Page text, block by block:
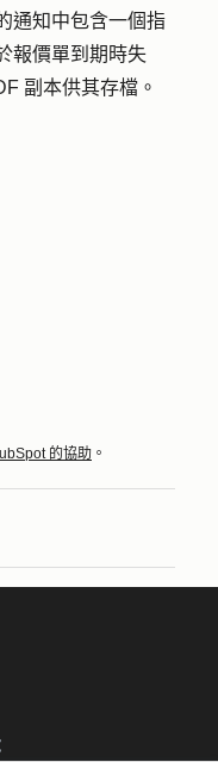
通知中包含一個指
報價單到期時失
副本供其存檔。
的協助 。